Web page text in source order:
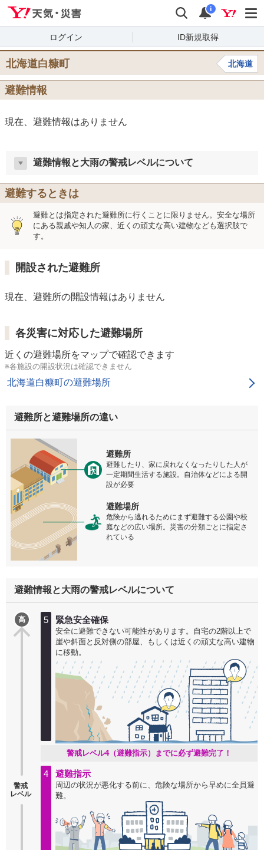
検索 通知
i
ログイン ID新規取得
北海道白糠町 北海道
避難情報
現在、避難情報はありません
避難情報と大雨の警戒レベルについて
避難するときは
避難とは指定された避難所に行くことに限りません。安全な場所
にある親戚や知人の家、近くの頑丈な高い建物なども選択肢で
す。
開設された避難所
現在、避難所の開設情報はありません
各災害に対応した避難場所
近くの避難場所をマップで確認できます
※各施設の開設状況は確認できません
北海道白糠町の避難場所
避難所と避難場所の違い
避難所
避難したり、家に戻れなくなったりした人が
一定期間生活する施設。自治体などによる開
設が必要
避難場所
危険から逃れるためにまず避難する公園や校
庭などの広い場所。災害の分類ごとに指定さ
れている
避難情報と大雨の警戒レベルについて
警戒
レベル
高 5 緊急安全確保
安全に避難できない可能性があります。自宅の2階以上で
崖や斜面と反対側の部屋、もしくは近くの頑丈な高い建物
に移動。
警戒レベル4（避難指示）までに必ず避難完了！
4 避難指示
周辺の状況が悪化する前に、危険な場所から早めに全員避
難。